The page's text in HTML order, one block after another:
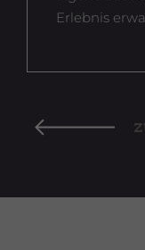
Erlebnis